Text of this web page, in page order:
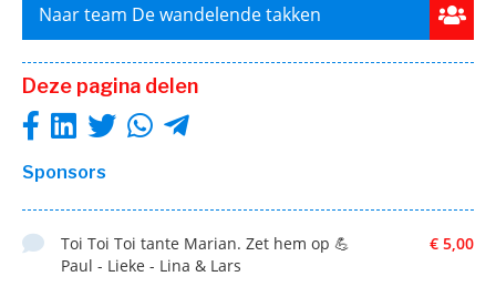
Naar team De wandelende takken
Deze pagina delen
Sponsors
€ 5,00
Toi Toi Toi tante Marian. Zet hem op 💪
Paul - Lieke - Lina & Lars